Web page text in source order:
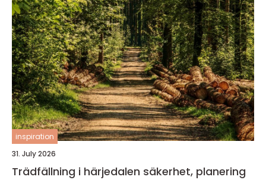
inspiration
31. July 2026
Trädfällning i härjedalen säkerhet, planering